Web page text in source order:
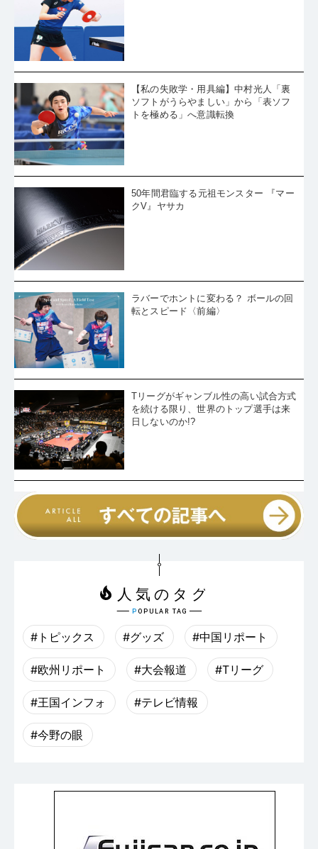
【私の失敗学・用具編】中村光人「裏
ソフトがうらやましい」から「表ソフ
トを極める」へ意識転換
50年間君臨する元祖モンスター 『マー
クV』ヤサカ
ラバーでホントに変わる？ ボールの回
転とスピード〈前編〉
Tリーグがギャンブル性の高い試合方式
を続ける限り、世界のトップ選手は来
日しないのか!?
#トピックス #グッズ #中国リポート
#欧州リポート #大会報道 #Tリーグ
#王国インフォ #テレビ情報
#今野の眼